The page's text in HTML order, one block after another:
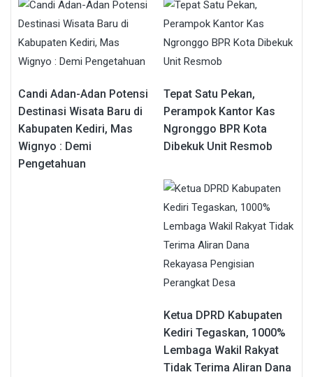
Candi Adan-Adan Potensi
Destinasi Wisata Baru di
Kabupaten Kediri, Mas
Wignyo : Demi
Pengetahuan
Tepat Satu Pekan,
Perampok Kantor Kas
Ngronggo BPR Kota
Dibekuk Unit Resmob
Ketua DPRD Kabupaten
Kediri Tegaskan, 1000%
Lembaga Wakil Rakyat
Tidak Terima Aliran Dana